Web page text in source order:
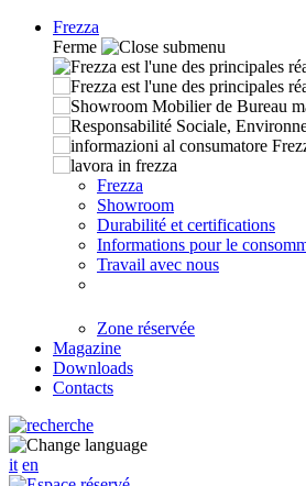
Frezza
Ferme
Frezza
Showroom
Durabilité et certifications
Informations pour le
Travail avec nous
Zone réservée
Magazine
Downloads
Contacts
it en